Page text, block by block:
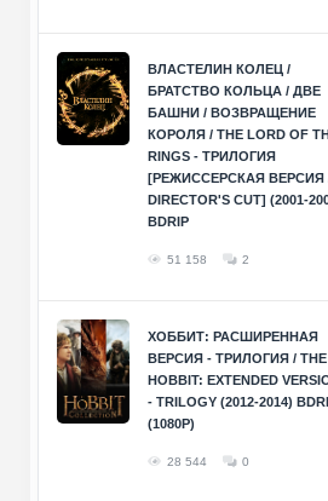
ВЛАСТЕЛИН КОЛЕЦ /
БРАТСТВО КОЛЬЦА / ДВЕ
БАШНИ / ВОЗВРАЩЕНИЕ
КОРОЛЯ / THE LORD OF
RINGS - ТРИЛОГИЯ
[РЕЖИССЕРСКАЯ ВЕРСИЯ
DIRECTOR'S CUT] (2001-
BDRIP
51 158 2
ХОББИТ: РАСШИРЕННАЯ
ВЕРСИЯ - ТРИЛОГИЯ / THE
HOBBIT: EXTENDED
- TRILOGY (2012-2014)
(1080P)
28 544 0